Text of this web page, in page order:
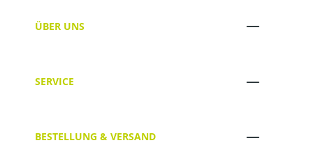
ÜBER UNS
SERVICE
BESTELLUNG & VERSAND